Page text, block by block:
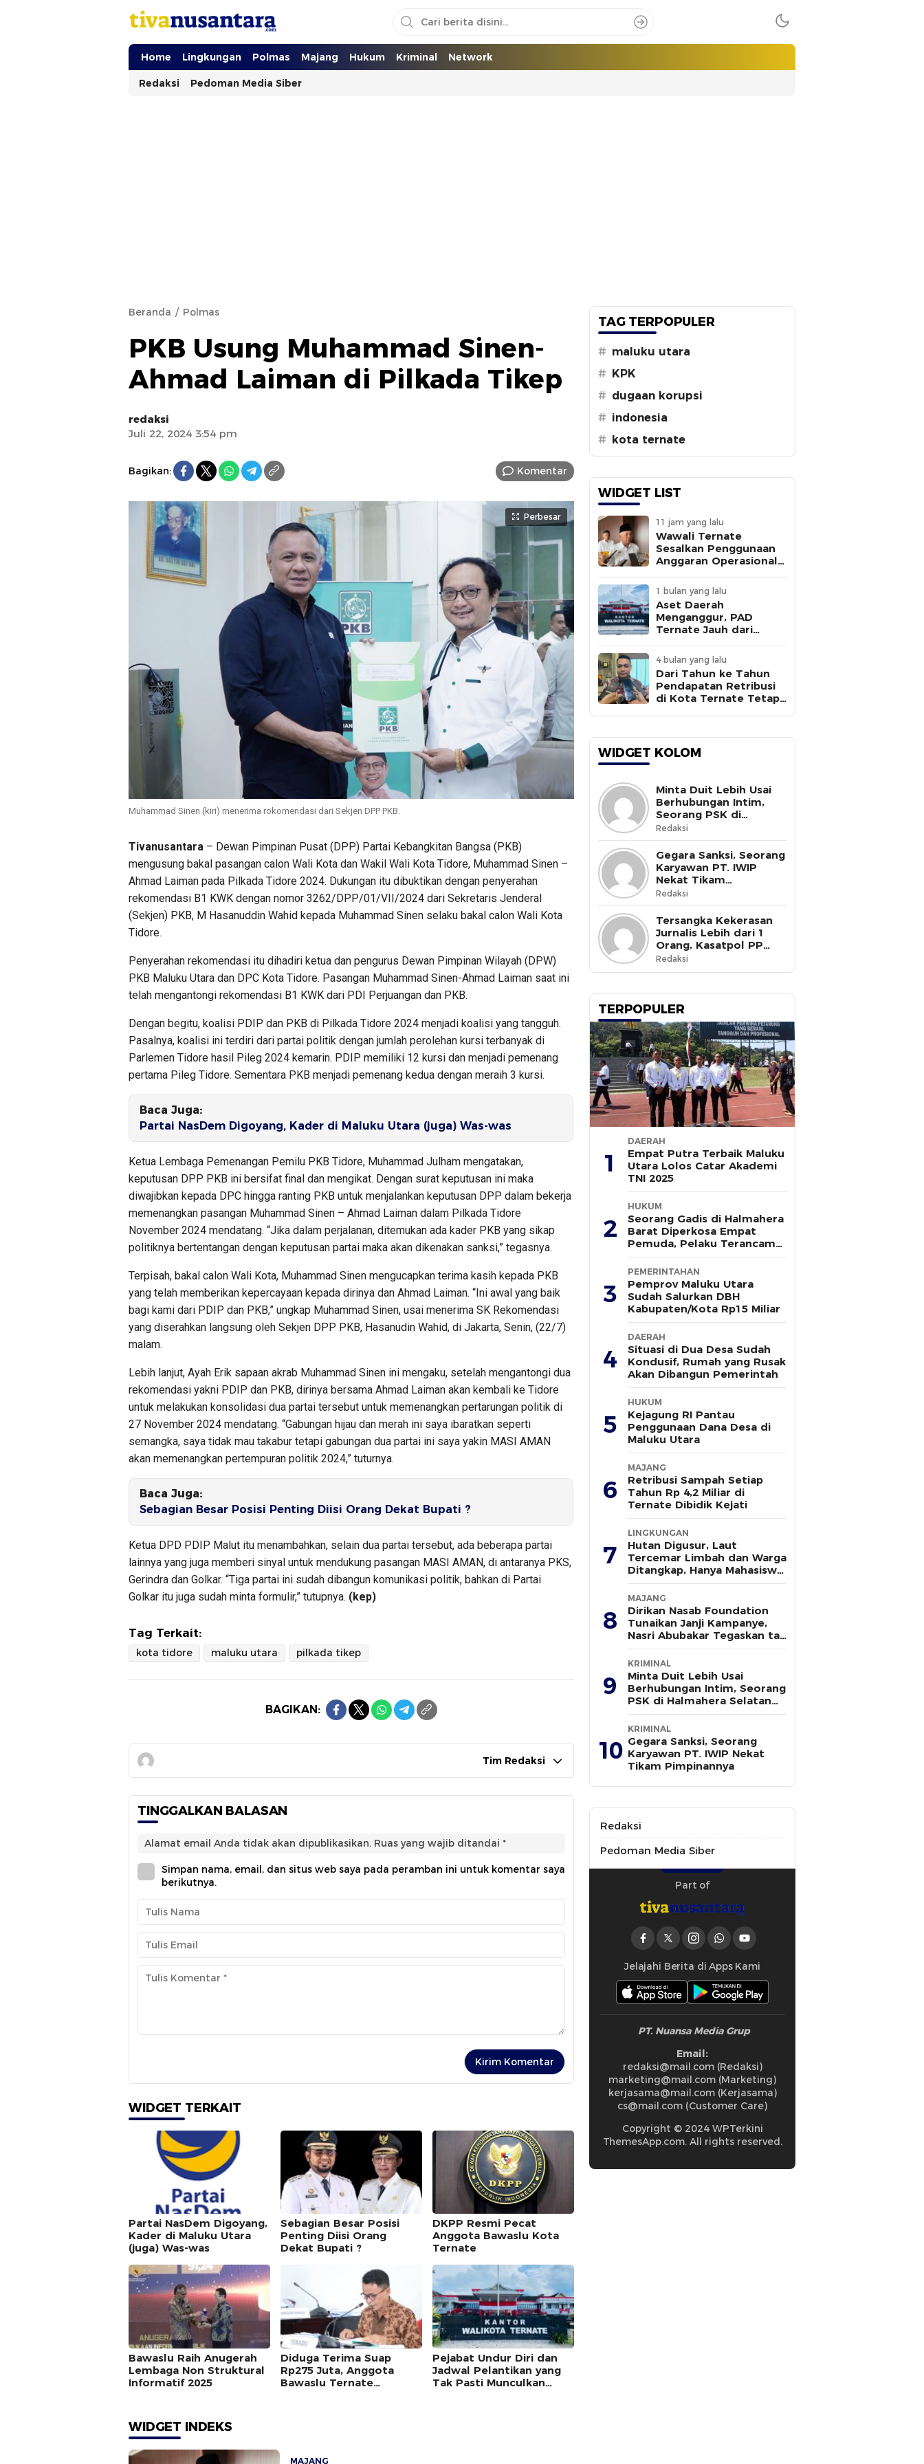
tivanusantara.com
Berita Nusantara
Home Lingkungan Polmas Majang Hukum Kriminal Network
Redaksi Pedoman Media Siber
Beranda Polmas
PKB Usung Muhammad Sinen-
Ahmad Laiman di Pilkada Tikep
redaksi
Juli 22, 2024 3:54 pm
Bagikan: Komentar
Perbesar
Muhammad Sinen (kiri) menerima rokomendasi dari Sekjen DPP PKB.
Tivanusantara – Dewan Pimpinan Pusat (DPP) Partai Kebangkitan Bangsa (PKB)
mengusung bakal pasangan calon Wali Kota dan Wakil Wali Kota Tidore, Muhammad Sinen –
Ahmad Laiman pada Pilkada Tidore 2024. Dukungan itu dibuktikan dengan penyerahan
rekomendasi B1 KWK dengan nomor 3262/DPP/01/VII/2024 dari Sekretaris Jenderal
(Sekjen) PKB, M Hasanuddin Wahid kepada Muhammad Sinen selaku bakal calon Wali Kota
Tidore.
Penyerahan rekomendasi itu dihadiri ketua dan pengurus Dewan Pimpinan Wilayah (DPW)
PKB Maluku Utara dan DPC Kota Tidore. Pasangan Muhammad Sinen-Ahmad Laiman saat ini
telah mengantongi rekomendasi B1 KWK dari PDI Perjuangan dan PKB.
Dengan begitu, koalisi PDIP dan PKB di Pilkada Tidore 2024 menjadi koalisi yang tangguh.
Pasalnya, koalisi ini terdiri dari partai politik dengan jumlah perolehan kursi terbanyak di
Parlemen Tidore hasil Pileg 2024 kemarin. PDIP memiliki 12 kursi dan menjadi pemenang
pertama Pileg Tidore. Sementara PKB menjadi pemenang kedua dengan meraih 3 kursi.
Baca Juga:
Partai NasDem Digoyang, Kader di Maluku Utara (juga) Was-was
Ketua Lembaga Pemenangan Pemilu PKB Tidore, Muhammad Julham mengatakan,
keputusan DPP PKB ini bersifat final dan mengikat. Dengan surat keputusan ini maka
diwajibkan kepada DPC hingga ranting PKB untuk menjalankan keputusan DPP dalam bekerja
memenangkan pasangan Muhammad Sinen – Ahmad Laiman dalam Pilkada Tidore
November 2024 mendatang. “Jika dalam perjalanan, ditemukan ada kader PKB yang sikap
politiknya bertentangan dengan keputusan partai maka akan dikenakan sanksi,” tegasnya.
Terpisah, bakal calon Wali Kota, Muhammad Sinen mengucapkan terima kasih kepada PKB
yang telah memberikan kepercayaan kepada dirinya dan Ahmad Laiman. “Ini awal yang baik
bagi kami dari PDIP dan PKB,” ungkap Muhammad Sinen, usai menerima SK Rekomendasi
yang diserahkan langsung oleh Sekjen DPP PKB, Hasanudin Wahid, di Jakarta, Senin, (22/7)
malam.
Lebih lanjut, Ayah Erik sapaan akrab Muhammad Sinen ini mengaku, setelah mengantongi dua
rekomendasi yakni PDIP dan PKB, dirinya bersama Ahmad Laiman akan kembali ke Tidore
untuk melakukan konsolidasi dua partai tersebut untuk memenangkan pertarungan politik di
27 November 2024 mendatang. “Gabungan hijau dan merah ini saya ibaratkan seperti
semangka, saya tidak mau takabur tetapi gabungan dua partai ini saya yakin MASI AMAN
akan memenangkan pertempuran politik 2024,” tuturnya.
Baca Juga:
Sebagian Besar Posisi Penting Diisi Orang Dekat Bupati ?
Ketua DPD PDIP Malut itu menambahkan, selain dua partai tersebut, ada beberapa partai
lainnya yang juga memberi sinyal untuk mendukung pasangan MASI AMAN, di antaranya PKS,
Gerindra dan Golkar. “Tiga partai ini sudah dibangun komunikasi politik, bahkan di Partai
Golkar itu juga sudah minta formulir,” tutupnya. (kep)
Tag Terkait:
kota tidore maluku utara pilkada tikep
BAGIKAN:
Tim Redaksi
TINGGALKAN BALASAN
Alamat email Anda tidak akan dipublikasikan. Ruas yang wajib ditandai *
Simpan nama, email, dan situs web saya pada peramban ini untuk komentar saya
berikutnya.
WIDGET TERKAIT
Partai NasDem Digoyang,
Kader di Maluku Utara
(juga) Was-was
Sebagian Besar Posisi
Penting Diisi Orang
Dekat Bupati ?
DKPP Resmi Pecat
Anggota Bawaslu Kota
Ternate
Bawaslu Raih Anugerah
Lembaga Non Struktural
Informatif 2025
Diduga Terima Suap
Rp275 Juta, Anggota
Bawaslu Ternate
Pejabat Undur Diri dan
Jadwal Pelantikan yang
Tak Pasti Munculkan
WIDGET INDEKS
MAJANG
TAG TERPOPULER
# maluku utara
# KPK
# dugaan korupsi
# indonesia
# kota ternate
WIDGET LIST
11 jam yang lalu
Wawali Ternate
Sesalkan Penggunaan
Anggaran Operasional
Sepengetahuannya
1 bulan yang lalu
Aset Daerah
Menganggur, PAD
Ternate Jauh dari
4 bulan yang lalu
Dari Tahun ke Tahun
Pendapatan Retribusi
di Kota Ternate Tetap
WIDGET KOLOM
Minta Duit Lebih Usai
Berhubungan Intim,
Seorang PSK di
Halmahera Selatan
Tewas Ditusuk
Redaksi
Gegara Sanksi, Seorang
Karyawan PT. IWIP
Nekat Tikam
Pimpinannya
Redaksi
Tersangka Kekerasan
Jurnalis Lebih dari 1
Orang, Kasatpol PP
Ternate Masih Mangkir
Redaksi
TERPOPULER
1
DAERAH
Empat Putra Terbaik Maluku
Utara Lolos Catar Akademi
TNI 2025
2
HUKUM
Seorang Gadis di Halmahera
Barat Diperkosa Empat
Pemuda, Pelaku Terancam
15 Tahun Penjara
3
PEMERINTAHAN
Pemprov Maluku Utara
Sudah Salurkan DBH
Kabupaten/Kota Rp15 Miliar
4
DAERAH
Situasi di Dua Desa Sudah
Kondusif, Rumah yang Rusak
Akan Dibangun Pemerintah
5
HUKUM
Kejagung RI Pantau
Penggunaan Dana Desa di
Maluku Utara
6
MAJANG
Retribusi Sampah Setiap
Tahun Rp 4,2 Miliar di
Ternate Dibidik Kejati
7
LINGKUNGAN
Hutan Digusur, Laut
Tercemar Limbah dan Warga
Ditangkap, Hanya Mahasiswa
yang Bersuara
8
MAJANG
Dirikan Nasab Foundation
Tunaikan Janji Kampanye,
Nasri Abubakar Tegaskan tak
Ada Kepentingan Politik
9
KRIMINAL
Minta Duit Lebih Usai
Berhubungan Intim, Seorang
PSK di Halmahera Selatan
Tewas Ditusuk
10
KRIMINAL
Gegara Sanksi, Seorang
Karyawan PT. IWIP Nekat
Tikam Pimpinannya
Redaksi
Pedoman Media Siber
Part of
Jelajahi Berita di Apps Kami
PT. Nuansa Media Grup
Email:
redaksi@mail.com (Redaksi)
marketing@mail.com (Marketing)
kerjasama@mail.com (Kerjasama)
cs@mail.com (Customer Care)
Copyright © 2024 WPTerkini
ThemesApp.com. All rights reserved.